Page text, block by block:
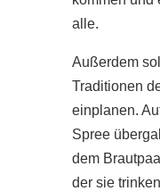
alle.
Außerdem
Traditionen
einplanen.
Spree
dem
der sie